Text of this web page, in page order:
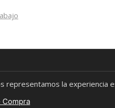
representamos la experiencia
Compra